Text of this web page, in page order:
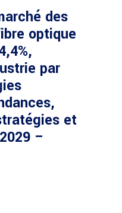
des
optique
par
et
–